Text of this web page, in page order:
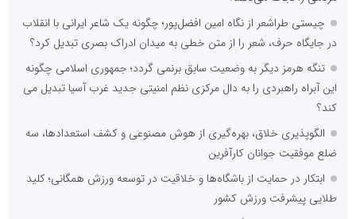
چیستی طراشعر از نگاه امین افضل‌پور؛ چگونه یک شاعر ایرانی با انقلاب
در جایگاه حرف، شعر را از متن خطی به میدان ادراک بصری تبدیل کرد؟
تنگه هرمز دیگر به وضعیت سابق برنمی گردد؛ جمهوری اسلامی چگونه
این آبراه راهبردی را به دال مرکزی نظم امنیتی جدید غرب آسیا تبدیل می
کند؟
الگوپذیری خلاق، بهره‌گیری از هوش مصنوعی و کشف استعدادها، سه
ضلع موفقیت جوانان کارآفرین
ابتکار در حمایت از باشگاه‌ها و خلاقیت در توسعه ورزش همگانی؛ کلید
طلایی پیشرفت ورزش کشور